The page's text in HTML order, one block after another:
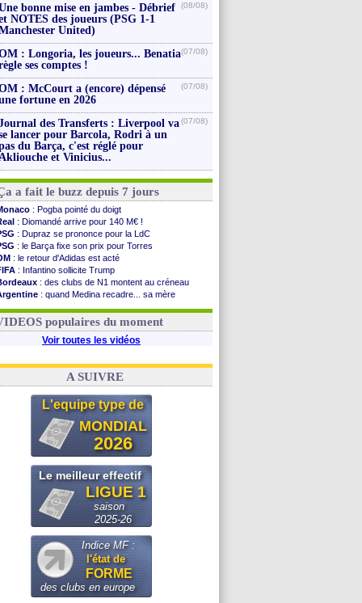
bonne mise en jambes - Débrief
NOTES des joueurs (PSG 1-1
United)
(08/08)
: Longoria, les joueurs... Benatia
ses comptes !
(07/08)
: McCourt a (encore) dépensé
fortune en 2026
(07/08)
des Transferts : Liverpool va
lancer pour Barcola, Rodri à un
du Barça, c'est réglé pour
et Vinicius...
(07/08)
a fait le buzz depuis 7 jours
: Pogba pointé du doigt
: Diomandé arrive pour 140 M€ !
: Dupraz se prononce pour la LdC
: le Barça fixe son prix pour Torres
: le retour d'Adidas est acté
: Infantino sollicite Trump
: des clubs de N1 montent au créneau
: quand Medina recadre... sa mère
: le club prêt à libérer Kondogbia ?
populaires du moment
Voir toutes les vidéos
A SUIVRE
L'equipe type de
MONDIAL
2026
Le meilleur effectif
LIGUE 1
saison
2025-26
Indice MF :
l'état de
FORME
des clubs en europe